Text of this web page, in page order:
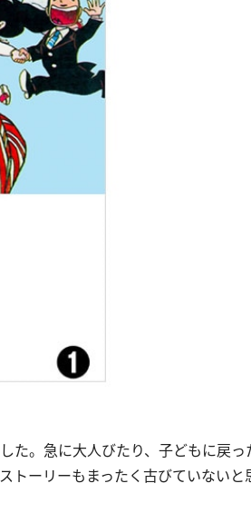
た。急に大人びたり、子どもに戻っ
ーリーもまったく古びていないと